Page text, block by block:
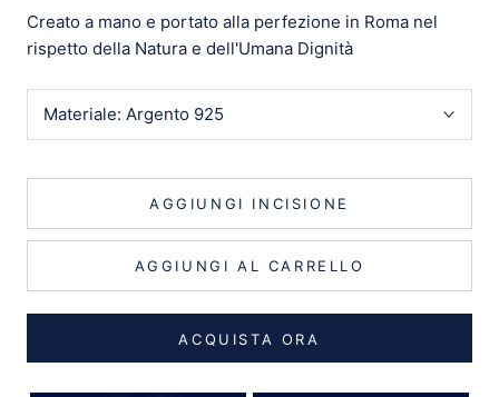
Creato a mano e portato alla perfezione in Roma nel
rispetto della Natura e dell'Umana Dignità
Materiale: Argento 925
AGGIUNGI INCISIONE
AGGIUNGI AL CARRELLO
ACQUISTA ORA